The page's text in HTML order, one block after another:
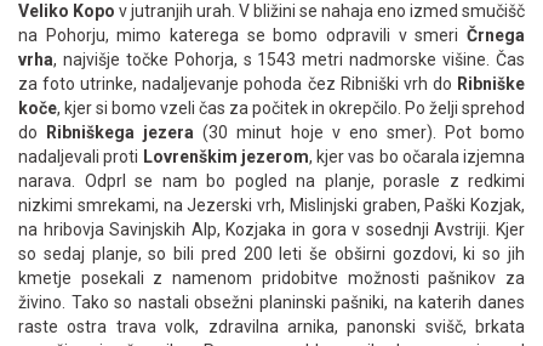
Veliko Kopo v jutranjih urah. V bližini se nahaja eno izmed smučišč
na Pohorju, mimo katerega se bomo odpravili v smeri Črnega
vrha, najvišje točke Pohorja, s 1543 metri nadmorske višine. Čas
za foto utrinke, nadaljevanje pohoda čez Ribniški vrh do Ribniške
koče, kjer si bomo vzeli čas za počitek in okrepčilo. Po želji sprehod
do
Ribniškega jezera (30 minut hoje v eno smer). Pot bomo
nadaljevali proti Lovrenškim jezerom, kjer vas bo očarala izjemna
narava. Odprl se nam bo pogled na planje, porasle z redkimi
nizkimi smrekami, na Jezerski vrh, Mislinjski graben, Paški Kozjak,
na hribovja Savinjskih Alp, Kozjaka in gora v sosednji Avstriji. Kjer
so sedaj planje, so bili pred 200 leti še obširni gozdovi, ki so jih
kmetje posekali z namenom pridobitve možnosti pašnikov za
živino. Tako so nastali obsežni planinski pašniki, na katerih danes
raste ostra trava volk, zdravilna arnika, panonski svišč, brkata